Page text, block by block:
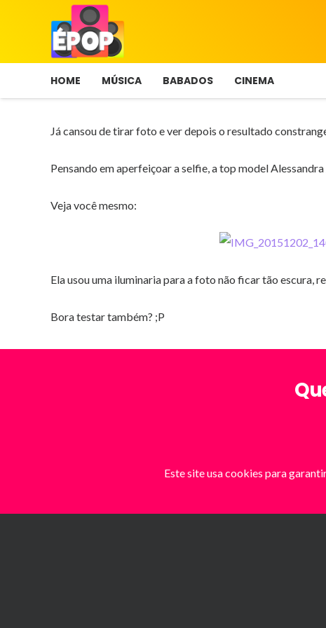
HOME MÚSICA BABADOS CINEMA
Já cansou de tirar foto e ver depois o resultado
Pensando em aperfeiçoar a selfie, a top model
Veja você mesmo:
Ela usou uma iluminaria para a foto não ficar tão escura,
Bora testar também? ;P
Este site usa cookies para